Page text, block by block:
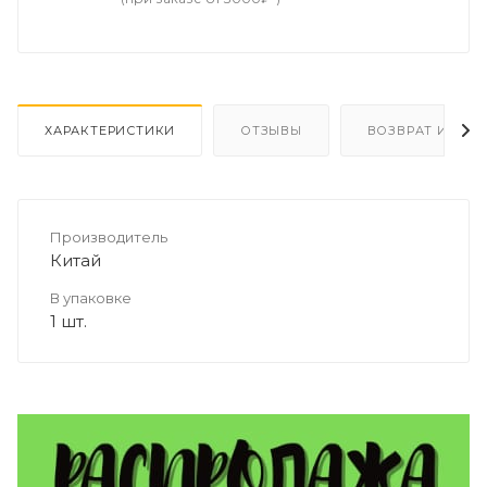
ХАРАКТЕРИСТИКИ ОТЗЫВЫ ВОЗВРАТ И
Производитель
Китай
В упаковке
1 шт.